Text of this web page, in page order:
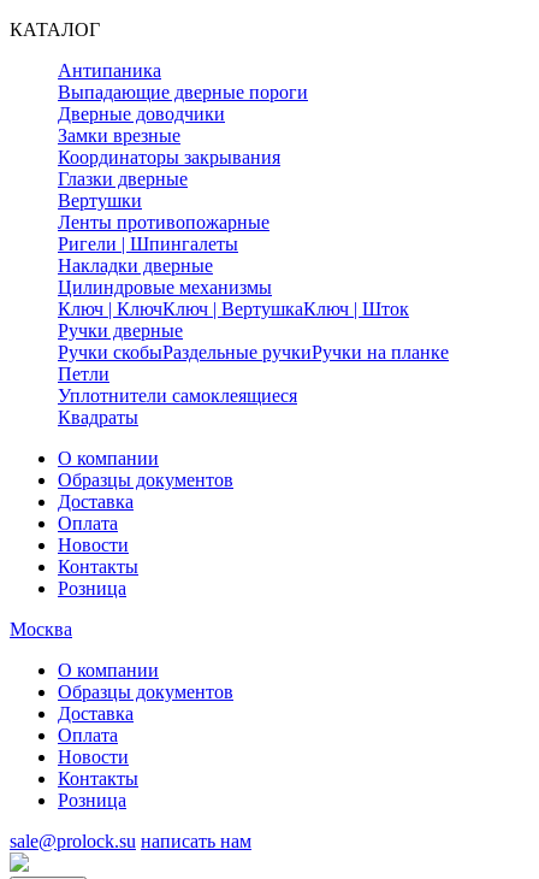
КАТАЛОГ
Антипаника
Выпадающие дверные пороги
Дверные доводчики
Замки врезные
Координаторы закрывания
Глазки дверные
Вертушки
Ленты противопожарные
Ригели | Шпингалеты
Накладки дверные
Цилиндровые механизмы
Ключ | КлючКлюч | ВертушкаКлюч | Шток
Ручки дверные
Ручки скобыРаздельные ручкиРучки на планке
Петли
Уплотнители самоклеящиеся
Квадраты
О компании
Образцы документов
Доставка
Оплата
Новости
Контакты
Розница
Москва
О компании
Образцы документов
Доставка
Оплата
Новости
Контакты
Розница
sale@prolock.su написать нам